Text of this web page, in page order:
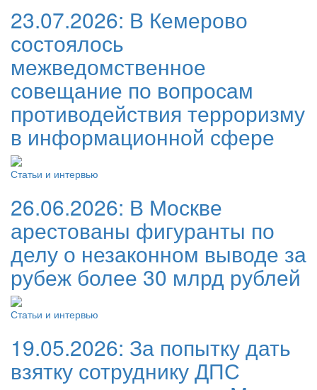
23.07.2026: В Кемерово
состоялось
межведомственное
совещание по вопросам
противодействия терроризму
в информационной сфере
Статьи и интервью
26.06.2026: В Москве
арестованы фигуранты по
делу о незаконном выводе за
рубеж более 30 млрд рублей
Статьи и интервью
19.05.2026: За попытку дать
взятку сотруднику ДПС